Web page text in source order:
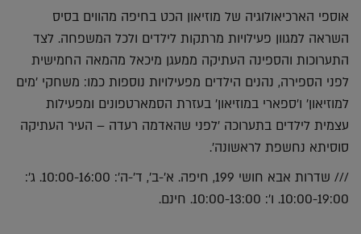
אוספי הארכיאולוגיה של מוזיאון הכט בחיפה מהווים בסיס
השראה למגוון פעילויות מרתקות לילדים ולכל המשפחה. לצד
התערוכות והספינה העתיקה ממעגן מיכאל מהמאה החמישית
לפני הספירה, נהנים הילדים מפעילויות נוספות כמו: משחקי 'מים
למוזיאון' ו'ספארי במוזיאון' בעזרת הסמארטפונים ומפעילות
עצמית לילדים בתערוכה 'לפני שהאדמה רעדה – העיר העתיקה
סוסיתא נחשפת לראשונה'.
/// שדרות אבא חושי 199, חיפה. א'-ב', ד'-ה': 10:00-16:00. ג':
10:00-19:00. ו': 10:00-13:00. חינם.